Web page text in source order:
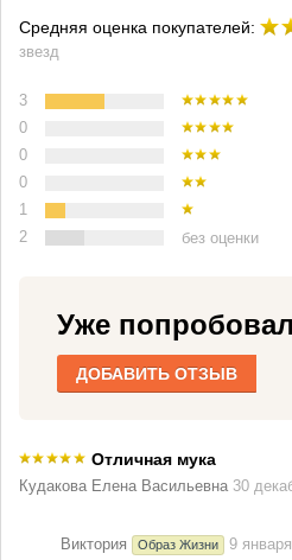
Средняя оценка покупателей:
звезд
3
0
0
0
1
2
без оценки
Уже
ДОБАВИТЬ ОТЗЫВ
Отличная мука
Кудакова Елена Васильевна 30
Виктория Образ Жизни 9